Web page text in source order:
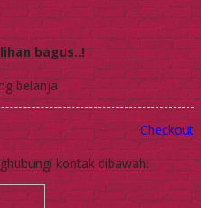
bagus..!
belanja
Checkout
kontak dibawah: